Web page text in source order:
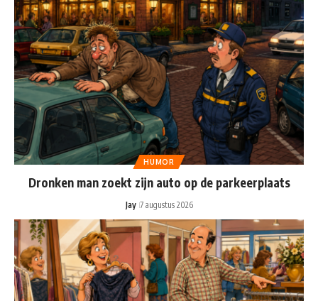
HUMOR
Dronken man zoekt zijn auto op de parkeerplaats
Jay 7 augustus 2026